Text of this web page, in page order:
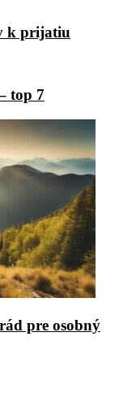
k prijatiu
top 7
pre osobný